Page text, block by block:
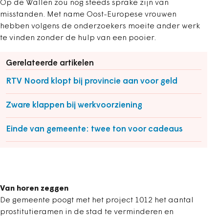
Op de Wallen zou nog steeds sprake zijn van
misstanden. Met name Oost-Europese vrouwen
hebben volgens de onderzoekers moeite ander werk
te vinden zonder de hulp van een pooier.
Gerelateerde artikelen
RTV Noord klopt bij provincie aan voor geld
Zware klappen bij werkvoorziening
Einde van gemeente: twee ton voor cadeaus
Van horen zeggen
De gemeente poogt met het project 1012 het aantal
prostitutieramen in de stad te verminderen en